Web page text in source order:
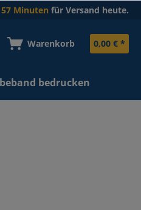
Minuten für Versand heute.
Warenkorb 0,00 € *
bedrucken